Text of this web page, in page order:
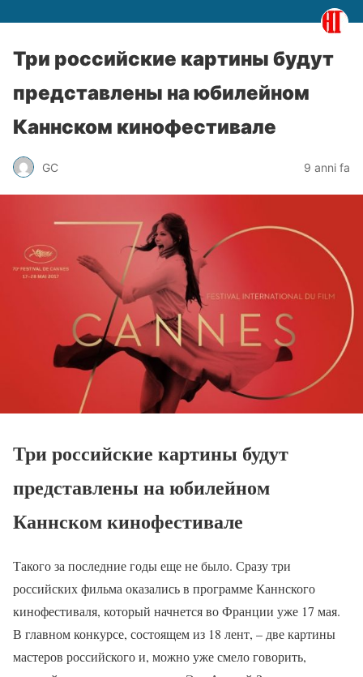
Три российские картины будут
представлены на юбилейном
Каннском кинофестивале
GC 9 anni fa
Три российские картины будут
представлены на юбилейном
Каннском кинофестивале
Такого за последние годы еще не было. Сразу три
российских фильма оказались в программе Каннского
кинофестиваля, который начнется во Франции уже 17 мая.
В главном конкурсе, состоящем из 18 лент, – две картины
мастеров российского и, можно уже смело говорить,